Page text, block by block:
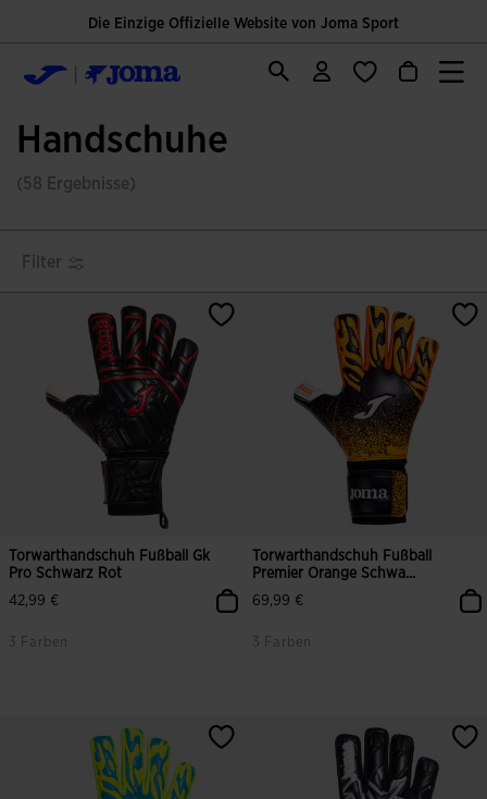
Die Einzige Offizielle Website von Joma Sport
Handschuhe
(58 Ergebnisse)
Filter
Torwarthandschuh Fußball Gk
Pro Schwarz Rot
42,99 €
3 Farben
Torwarthandschuh Fußball
Premier Orange Schwa...
69,99 €
3 Farben